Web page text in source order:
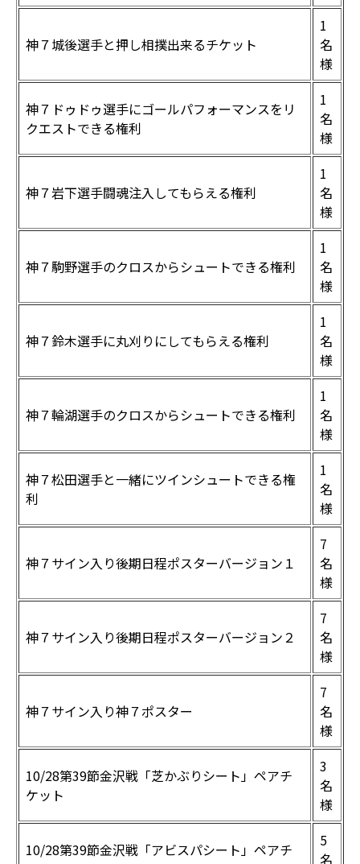
神７城後選手と押し相撲出来るチケット
1
名
様
神７ドゥドゥ選手にゴールパフォーマンスをリ
クエストできる権利
1
名
様
神７岩下選手闘魂注入してもらえる権利
1
名
様
神７駒野選手のクロスからシュートできる権利
1
名
様
神７鈴木選手に丸刈りにしてもらえる権利
1
名
様
神７輪湖選手のクロスからシュートできる権利
1
名
様
神７松田選手と一緒にツインシュートできる権
利
1
名
様
神７サイン入り後期日程ポスターバージョン１
7
名
様
神７サイン入り後期日程ポスターバージョン２
7
名
様
神７サイン入り神７ポスター
7
名
様
10/28第39節金沢戦「芝かぶりシート」ペアチ
ケット
3
名
様
10/28第39節金沢戦「アビスパシート」ペアチ
5
名